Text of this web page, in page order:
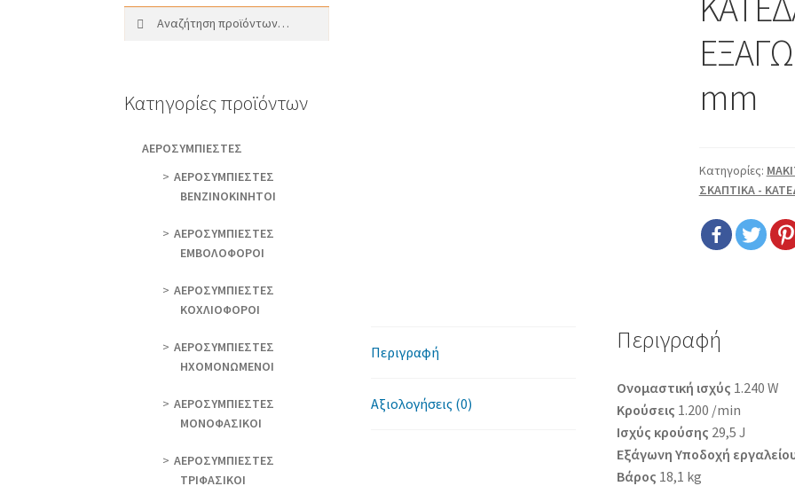
mm
Κατηγορίες:
ΣΚΑΠΤΙΚΑ -
Περιγραφή
Αξιολογήσεις (0)
Περιγραφή
Ονομαστική ισχύς 1.240 W
Κρούσεις 1.200 /min
Ισχύς κρούσης 29,5 J
Εξάγωνη Υποδοχή
Βάρος 18,1 kg
Αναζήτηση
Αναζήτηση
Κατηγορίες προϊόντων
AEΡΟΣΥΜΠΙΕΣΤΕΣ
AEΡΟΣΥΜΠΙΕΣΤΕΣ
ΒΕΝΖΙΝΟΚΙΝΗΤΟΙ
AEΡΟΣΥΜΠΙΕΣΤΕΣ
ΕΜΒΟΛΟΦΟΡΟΙ
AEΡΟΣΥΜΠΙΕΣΤΕΣ
ΚΟΧΛΙΟΦΟΡΟΙ
ΑΕΡΟΣΥΜΠΙΕΣΤΕΣ
ΗΧΟΜΟΝΩΜΕΝΟΙ
ΑΕΡΟΣΥΜΠΙΕΣΤΕΣ
ΜΟΝΟΦΑΣΙΚΟΙ
ΑΕΡΟΣΥΜΠΙΕΣΤΕΣ
ΤΡΙΦΑΣΙΚΟΙ